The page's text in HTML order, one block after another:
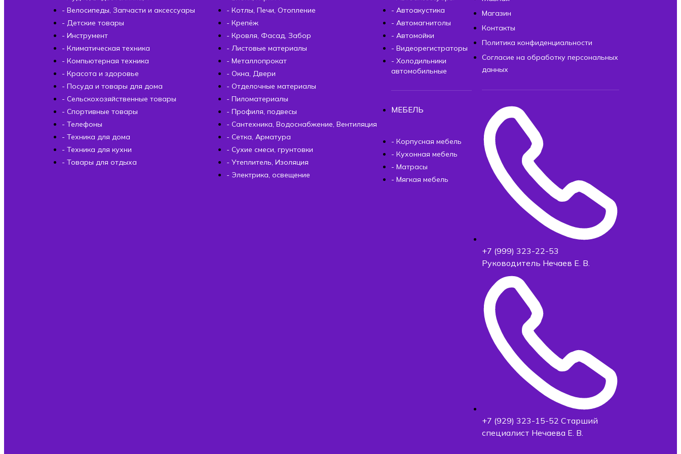
- Велосипеды, Запчасти и аксессуары
- Детские товары
- Инструмент
- Климатическая техника
- Компьютерная техника
- Красота и здоровье
- Посуда и товары для дома
- Сельскохозяйственные товары
- Спортивные товары
- Телефоны
- Техника для дома
- Техника для кухни
- Товары для отдыха
- Котлы, Печи, Отопление
- Крепёж
- Кровля, Фасад, Забор
- Листовые материалы
- Металлопрокат
- Окна, Двери
- Отделочные материалы
- Пиломатериалы
- Профиля, подвесы
- Сантехника, Водоснабжение, Вентиляция
- Сетка, Арматура
- Сухие смеси, грунтовки
- Утеплитель, Изоляция
- Электрика, освещение
- Автоакустика
- Автомагнитолы
- Автомойки
- Видеорегистраторы
- Холодильники
автомобильные
МЕБЕЛЬ
- Корпусная мебель
- Кухонная мебель
- Матрасы
- Мягкая мебель
Магазин
Контакты
Политика конфиденциальности
Согласие на обработку персональных
данных
+7 (999) 323-22-53
Руководитель Нечаев Е. В.
+7 (929) 323-15-52 Старший
специалист Нечаева Е. В.